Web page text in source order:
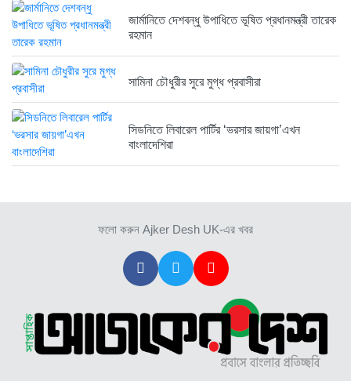
জার্মানিতে দেশবন্ধু উপাধিতে ভূষিত প্রধানমন্ত্রী তারেক
রহমান
সামিনা চৌধুরীর সুরে মুগ্ধ প্রবাসীরা
সিডনিতে লিবারেল পার্টির ‘ভরসার জায়গা’এখন
বাংলাদেশিরা
ফলো করুন Ajker Desh UK-এর খবর